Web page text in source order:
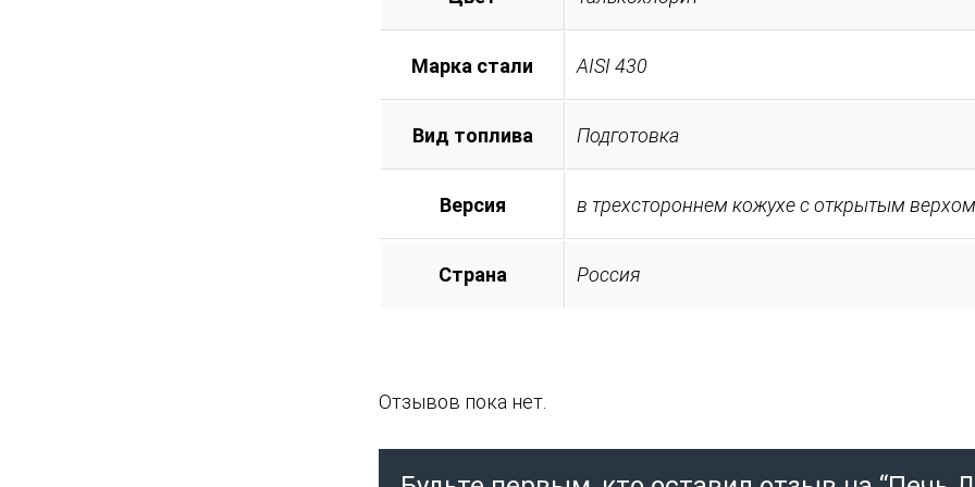
Марка стали AISI 430
Вид топлива Подготовка
Версия в трехстороннем кожухе с открытым верхом
Страна Россия
Отзывов пока нет.